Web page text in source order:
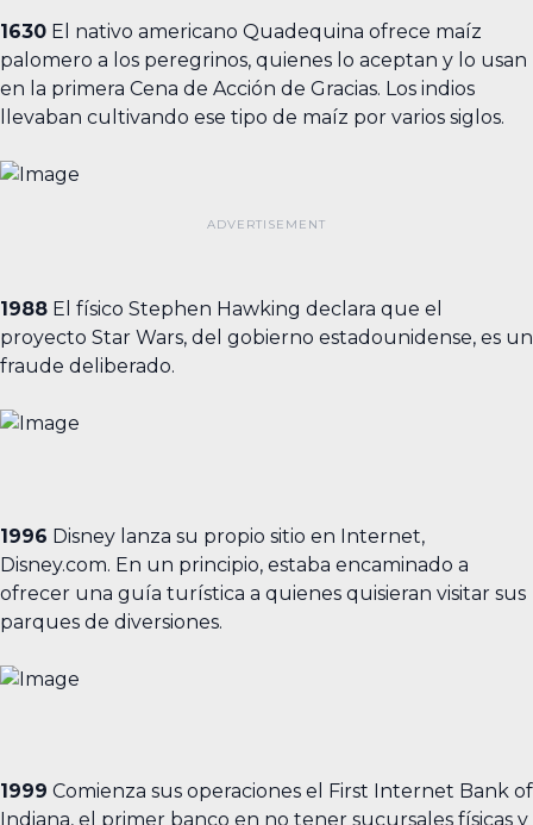
1630 El nativo americano Quadequina ofrece maíz
palomero a los peregrinos, quienes lo aceptan y lo usan
en la primera Cena de Acción de Gracias. Los indios
llevaban cultivando ese tipo de maíz por varios siglos.
1988 El físico Stephen Hawking declara que el
proyecto Star Wars, del gobierno estadounidense, es un
fraude deliberado.
1996 Disney lanza su propio sitio en Internet,
Disney.com. En un principio, estaba encaminado a
ofrecer una guía turística a quienes quisieran visitar sus
parques de diversiones.
1999 Comienza sus operaciones el First Internet Bank of
Indiana, el primer banco en no tener sucursales físicas y